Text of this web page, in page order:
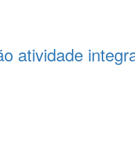
atividade